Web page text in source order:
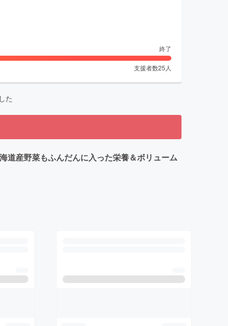
終了
支援者数25 人
た
道産野菜もふんだんに入った栄養＆ボリューム